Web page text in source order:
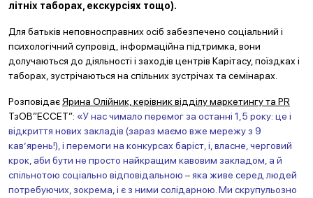
літніх таборах, екскурсіях тощо).
Для батьків неповносправних осіб забезпечено соціальний і
психологічний супровід, інформаційна підтримка, вони
долучаються до діяльності і заходів центрів Карітасу, поїздках і
таборах, зустрічаються на спільних зустрічах та семінарах.
РозповідаєЯрина Олійник, керівник відділу маркетингута PR
ТзОВ”ЕССЕТ”: «У нас чимало перемог за останні 1,5 року: це і
відкриття нових закладів (зараз маємо вже мережу з 9
кав’ярень!), і перемоги на конкурсах баріст, і, власне, черговий
крок, аби бути не просто найкращим кавовим закладом, а й
спільнотою соціально відповідальною – яка живе серед людей
потребуючих, зокрема, і є з ними солідарною. Ми скрупульозно